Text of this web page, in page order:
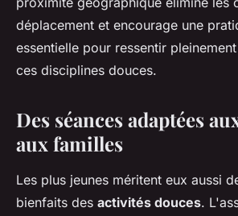
déplacement et encourage une
essentielle pour ressentir
ces disciplines douces.
Des séances adaptées
aux familles
Les plus jeunes méritent eux aussi
bienfaits des activités douces.